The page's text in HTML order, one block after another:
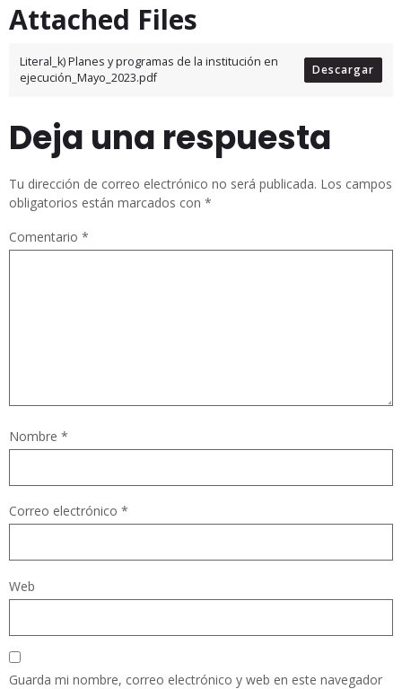
Attached Files
Literal_k) Planes y programas de la institución en
ejecución_Mayo_2023.pdf
Descargar
Deja una respuesta
Tu dirección de correo electrónico no será publicada. Los campos
obligatorios están marcados con *
Comentario *
Nombre *
Correo electrónico *
Web
Guarda mi nombre, correo electrónico y web en este navegador